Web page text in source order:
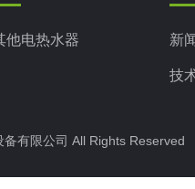
他电热水器 新
技
备有限公司 All Rights